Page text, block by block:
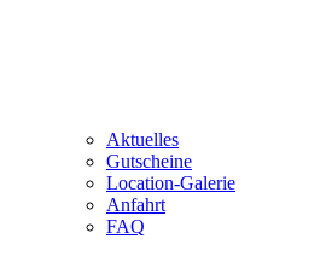
Aktuelles
Gutscheine
Location-Galerie
Anfahrt
FAQ